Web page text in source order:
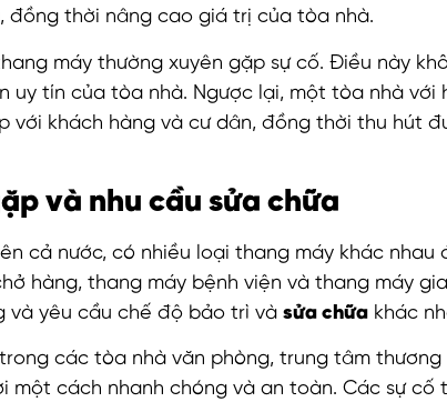
đồng thời nâng cao giá trị của tòa nhà.
máy thường xuyên gặp sự cố. Điều này
uy tín của tòa nhà. Ngược lại, một tòa nhà với
khách hàng và cư dân, đồng thời thu hút
và nhu cầu sửa chữa
cả nước, có nhiều loại thang máy khác nhau
hàng, thang máy bệnh viện và thang máy
và yêu cầu chế độ bảo trì và sửa chữakhác
các tòa nhà văn phòng, trung tâm thương
một cách nhanh chóng và an toàn. Các sự cố